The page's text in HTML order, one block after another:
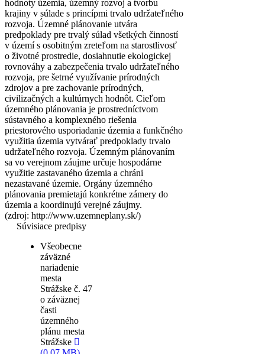
hodnoty územia, územný rozvoj a tvorbu
krajiny v súlade s princípmi trvalo udržateľného
rozvoja. Územné plánovanie utvára
predpoklady pre trvalý súlad všetkých činností
v území s osobitným zreteľom na starostlivosť
o životné prostredie, dosiahnutie ekologickej
rovnováhy a zabezpečenia trvalo udržateľného
rozvoja, pre šetrné využívanie prírodných
zdrojov a pre zachovanie prírodných,
civilizačných a kultúrnych hodnôt. Cieľom
územného plánovania je prostredníctvom
sústavného a komplexného riešenia
priestorového usporiadanie územia a funkčného
využitia územia vytvárať predpoklady trvalo
udržateľného rozvoja. Územným plánovaním
sa vo verejnom záujme určuje hospodárne
využitie zastavaného územia a chráni
nezastavané územie. Orgány územného
plánovania premietajú konkrétne zámery do
územia a koordinujú verejné záujmy.
(zdroj: http://www.uzemneplany.sk/)
Súvisiace predpisy
Všeobecne
záväzné
nariadenie
mesta
Strážske č. 47
o záväznej
časti
územného
plánu mesta
Strážske